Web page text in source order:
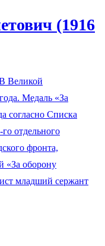
(1916
Великой
Медаль «За
согласно Списка
отдельного
фронта,
«За оборону
младший сержант